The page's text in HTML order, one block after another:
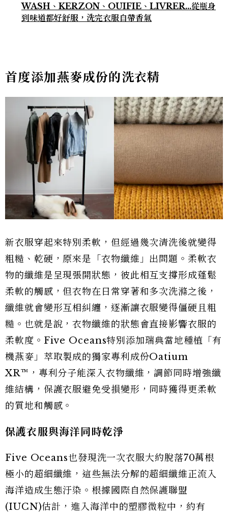
WASH、KERZON、OUIFIE、LIVRER…從瓶身
到味道都好舒服，洗完衣服自帶香氣
首度添加燕麥成份的洗衣精
新衣服穿起來特別柔軟，但經過幾次清洗後就變得
粗糙、乾硬，原來是「衣物纖維」出問題。柔軟衣
物的纖維是呈現張開狀態，彼此相互支撐形成蓬鬆
柔軟的觸感，但衣物在日常穿著和多次洗滌之後，
纖維就會變形互相糾纏，逐漸讓衣服變得僵硬且粗
糙。也就是說，衣物纖維的狀態會直接影響衣服的
柔軟度。Five Oceans特別添加瑞典當地種植「有
機燕麥」萃取製成的獨家專利成份Oatium
XR™，專利分子能深入衣物纖維，調節同時增強纖
維結構，保護衣服避免受損變形，同時獲得更柔軟
的質地和觸感。
保護衣服與海洋同時乾淨
Five Oceans也發現洗一次衣服大約脫落70萬根
極小的超細纖維，這些無法分解的超細纖維正流入
海洋造成生態汙染。根據國際自然保護聯盟
(IUCN)估計，進入海洋中的塑膠微粒中，約有